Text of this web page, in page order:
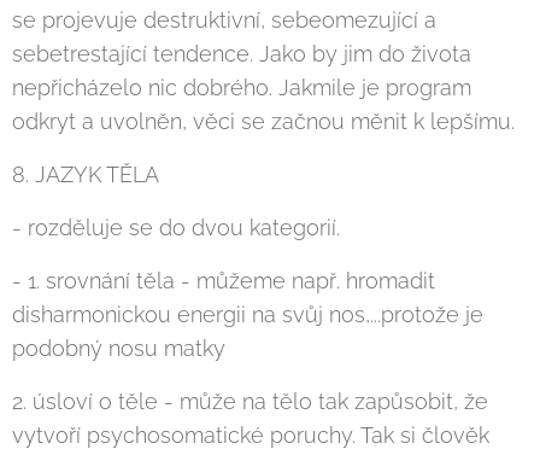
se projevuje destruktivní, sebeomezující a
sebetrestající tendence. Jako by jim do života
nepřicházelo nic dobrého. Jakmile je program
odkryt a uvolněn, věci se začnou měnit k lepšímu.
8. JAZYK TĚLA
- rozděluje se do dvou kategorií.
- 1. srovnání těla - můžeme např. hromadit
disharmonickou energii na svůj nos,...protože je
podobný nosu matky
2. úsloví o těle - může na tělo tak zapůsobit, že
vytvoří psychosomatické poruchy. Tak si člověk